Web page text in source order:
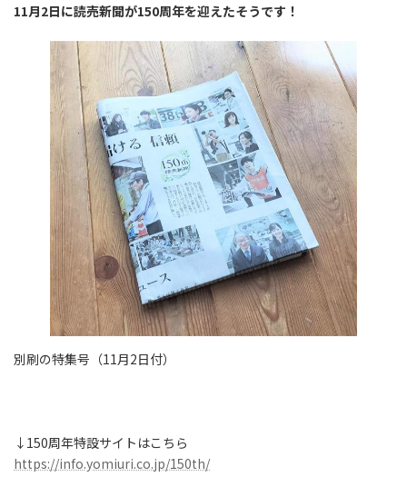
11月2日に読売新聞が150周年を迎えたそうです！
別刷の特集号（11月2日付）
↓150周年特設サイトはこちら
https://info.yomiuri.co.jp/150th/